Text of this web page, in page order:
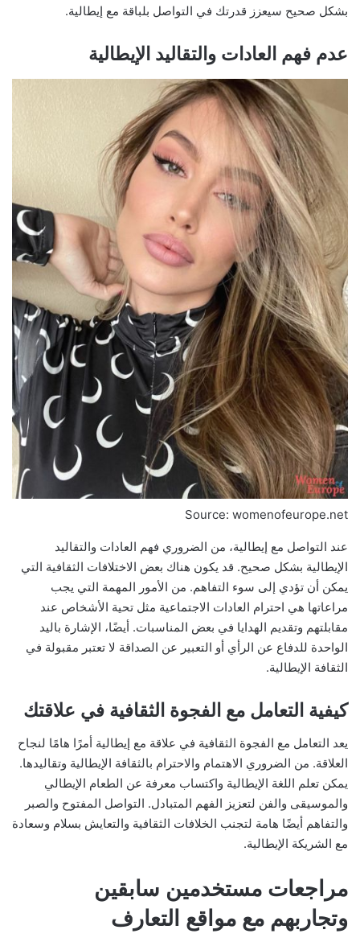
بشكل صحيح سيعزز قدرتك في التواصل بلباقة مع إيطالية.
عدم فهم العادات والتقاليد الإيطالية
Source: womenofeurope.net
عند التواصل مع إيطالية، من الضروري فهم العادات والتقاليد
الإيطالية بشكل صحيح. قد يكون هناك بعض الاختلافات الثقافية التي
يمكن أن تؤدي إلى سوء التفاهم. من الأمور المهمة التي يجب
مراعاتها هي احترام العادات الاجتماعية مثل تحية الأشخاص عند
مقابلتهم وتقديم الهدايا في بعض المناسبات. أيضًا، الإشارة باليد
الواحدة للدفاع عن الرأي أو التعبير عن الصداقة لا تعتبر مقبولة في
الثقافة الإيطالية.
كيفية التعامل مع الفجوة الثقافية في علاقتك
يعد التعامل مع الفجوة الثقافية في علاقة مع إيطالية أمرًا هامًا لنجاح
العلاقة. من الضروري الاهتمام والاحترام بالثقافة الإيطالية وتقاليدها.
يمكن تعلم اللغة الإيطالية واكتساب معرفة عن الطعام الإيطالي
والموسيقى والفن لتعزيز الفهم المتبادل. التواصل المفتوح والصبر
والتفاهم أيضًا هامة لتجنب الخلافات الثقافية والتعايش بسلام وسعادة
مع الشريكة الإيطالية.
مراجعات مستخدمين سابقين
وتجاربهم مع مواقع التعارف